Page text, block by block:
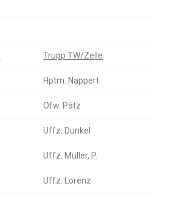
Trupp TW/Zelle
Hptm. Nappert
Ofw. Pätz
Uffz. Dunkel
Uffz. Müller, P.
Uffz. Lorenz